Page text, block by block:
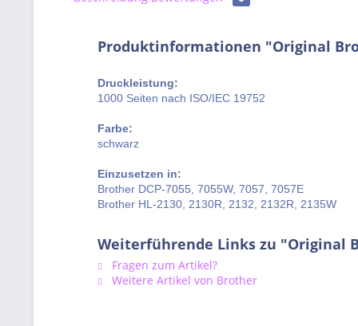
Produktinformationen "Original
Druckleistung:
1000 Seiten nach ISO/IEC 19752
Farbe:
schwarz
Einzusetzen in:
Brother DCP-7055, 7055W, 7057, 7057E
Brother HL-2130, 2130R, 2132, 2132R, 2135W
Weiterführende Links zu "Original
Fragen zum Artikel?
Weitere Artikel von Brother